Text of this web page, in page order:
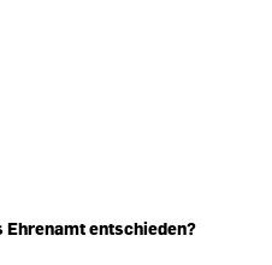
Ehrenamt entschieden?